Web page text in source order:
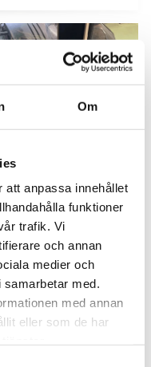
Om
att anpassa innehållet
funktioner
trafik. Vi
och annan
medier och
med.
med annan
eller som de har
detaljen som
bara en plats där
och ibland